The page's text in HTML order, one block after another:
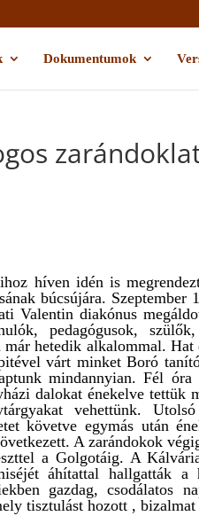
Dokumentumok
híven idén is
búcsújára.
Valentin diakónus
pedagógusok,
már hetedik alkalommal.
várt minket Boró
mindannyian. Fél
dalokat énekelve tettük
vehettünk.
követve egymás után
A zarándokok
a Golgotáig. A
áhítattal hallgatták
gazdag, csodálatos
tisztulást hozott ,